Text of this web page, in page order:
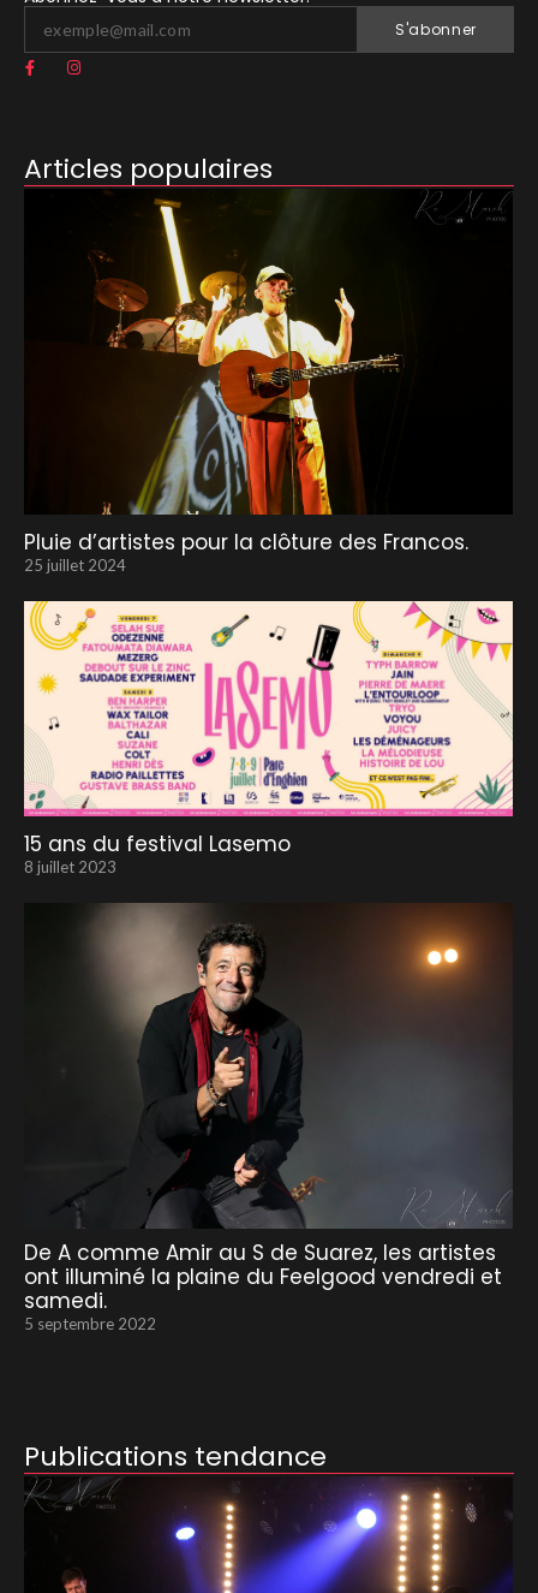
S'abonner
Articles populaires
Pluie d’artistes pour la clôture des Francos.
25 juillet 2024
15 ans du festival Lasemo
8 juillet 2023
De A comme Amir au S de Suarez, les artistes
ont illuminé la plaine du Feelgood vendredi et
samedi.
5 septembre 2022
Publications tendance